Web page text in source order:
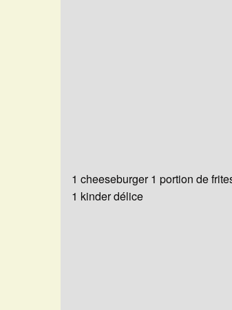
1 cheeseburger 1 portion de
1 kinder délice